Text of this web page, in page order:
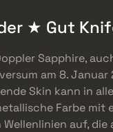
★ Gut
Sapphire,
am 8.
Skin kann in
Farbe mit
auf, die